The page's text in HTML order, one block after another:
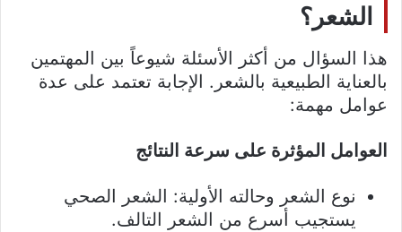
الشعر؟
هذا السؤال من أكثر الأسئلة شيوعاً بين المهتمين
بالعناية الطبيعية بالشعر. الإجابة تعتمد على عدة
عوامل مهمة:
العوامل المؤثرة على سرعة النتائج
نوع الشعر وحالته الأولية: الشعر الصحي
يستجيب أسرع من الشعر التالف.